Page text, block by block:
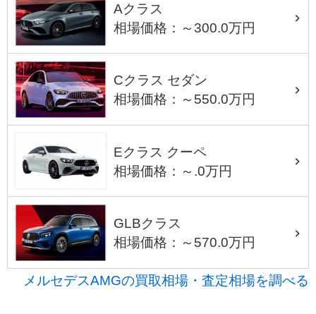
Aクラス
相場価格：～300.0万円
Cクラス セダン
相場価格：～550.0万円
Eクラス クーペ
相場価格：～.0万円
GLBクラス
相場価格：～570.0万円
メルセデスAMGの買取相場・査定相場を調べる